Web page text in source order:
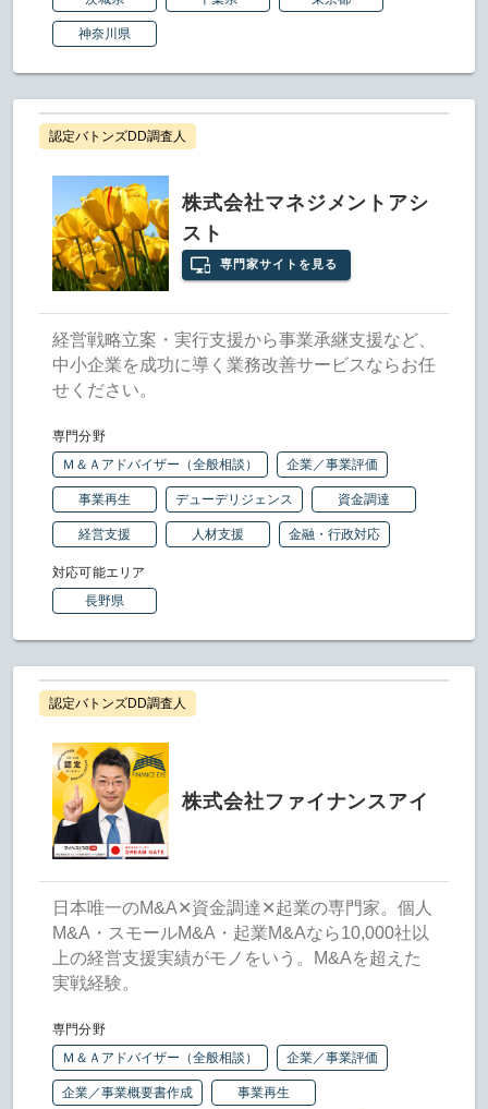
神奈川県
認定バトンズDD調査人
株式会社マネジメントアシ
スト
専門家サイトを見る
経営戦略立案・実行支援から事業承継支援など、
中小企業を成功に導く業務改善サービスならお任
せください。
専門分野
Ｍ＆Ａアドバイザー（全般相談）
企業／事業評価
事業再生 デューデリジェンス 資金調達
経営支援 人材支援 金融・行政対応
対応可能エリア
長野県
認定バトンズDD調査人
株式会社ファイナンスアイ
日本唯一のM&A✕資金調達✕起業の専門家。個人
M&A・スモールM&A・起業M&Aなら10,000社以
上の経営支援実績がモノをいう。M&Aを超えた
実戦経験。
専門分野
Ｍ＆Ａアドバイザー（全般相談）
企業／事業評価
企業／事業概要書作成 事業再生